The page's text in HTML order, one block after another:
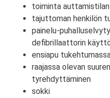
toiminta
tajuttoman henkilön
painelu-
defibrillaattorin
ensiapu
raajassa olevan
tyrehdyttäminen
sokki